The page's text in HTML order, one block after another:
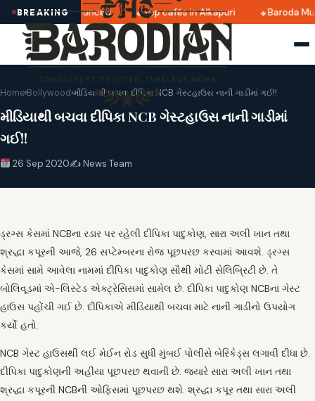
BREAKING
dates announced Top cafés in Alkapuri Baroda
Home›Bollywood›મીડિયાથી બચવા દીપિકા NCB ગેસ્ટહાઉસ નાની ગાડીમાં ગઈ!!
મીડિયાથી બચવા દીપિકા NCB ગેસ્ટહાઉસ નાની ગાડીમાં
ગઈ!!
26 Sep 2020✍️ News Team
ડ્રગ્સ કેસમાં NCBના રડાર પર રહેલી દીપિકા પાદુકોણ, સારા અલી ખાન તથા
શ્રદ્ધા કપૂરની આજે, 26 સપ્ટેમ્બરના રોજ પૂછપરછ કરવામાં આવશે. ડ્રગ્સ
કેસમાં સામે આવેલા નામમાં દીપિકા પાદુકોણ સૌથી મોટી સેલિબ્રિટી છે. તે
બોલિવૂડમાં એ-લિસ્ટેડ એક્ટ્રેસિસમાં સામેલ છે. દીપિકા પાદુકોણ NCBના ગેસ્ટ
હાઉસ પહોંચી ગઈ છે. દીપિકાએ મીડિયાથી બચવા માટે નાની ગાડીનો ઉપયોગ
કર્યો હતો.
NCB ગેસ્ટ હાઉસથી લઈ મેઈન રોડ સુધી મુંબઈ પોલીસે બેરિકેડ્સ લગાવી દીધા છે.
દીપિકા પાદુકોણની અહીંયા પૂછપરછ થવાની છે. જ્યારે સારા અલી ખાન તથા
શ્રદ્ધા કપૂરની NCBની ઓફિસમાં પૂછપરછ થશે. શ્રદ્ધા કપૂર તથા સારા અલી